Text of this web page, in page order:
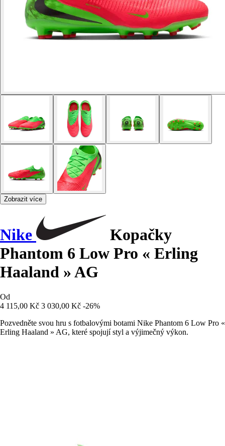
Zobrazit více
Nike
Kopačky
Phantom 6 Low Pro « Erling
Haaland » AG
Od
4 115,00 Kč 3 030,00 Kč -26%
Pozvedněte svou hru s fotbalovými botami Nike Phantom 6 Low Pro «
Erling Haaland » AG, které spojují styl a výjimečný výkon.